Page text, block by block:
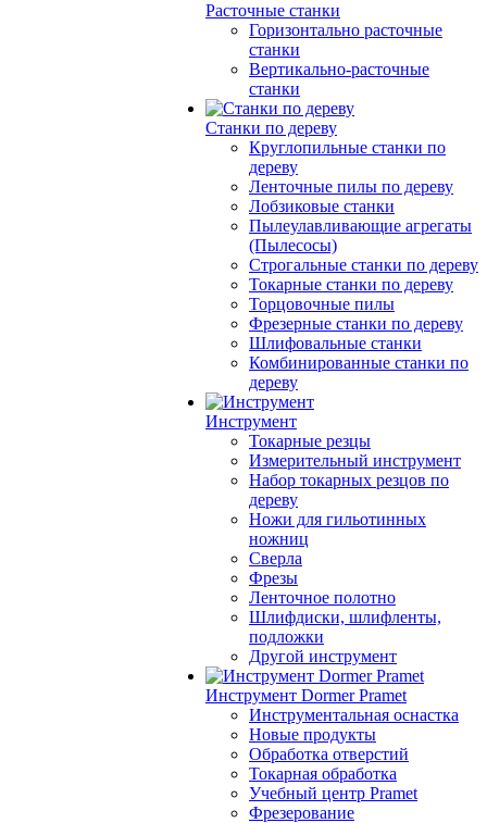
Расточные станки
Горизонтально расточные
станки
Вертикально-расточные
станки
Станки по дереву
Круглопильные станки по
дереву
Ленточные пилы по дереву
Лобзиковые станки
Пылеулавливающие агрегаты
(Пылесосы)
Строгальные станки по дереву
Токарные станки по дереву
Торцовочные пилы
Фрезерные станки по дереву
Шлифовальные станки
Комбинированные станки по
дереву
Инструмент
Токарные резцы
Измерительный инструмент
Набор токарных резцов по
дереву
Ножи для гильотинных
ножниц
Сверла
Фрезы
Ленточное полотно
Шлифдиски, шлифленты,
подложки
Другой инструмент
Инструмент Dormer Pramet
Инструментальная оснастка
Новые продукты
Обработка отверстий
Токарная обработка
Учебный центр Pramet
Фрезерование